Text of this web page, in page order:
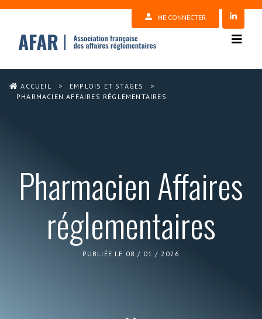
ME CONNECTER
ACCUEIL > EMPLOIS ET STAGES
>
PHARMACIEN AFFAIRES RÉGLEMENTAIRES
Pharmacien Affaires
réglementaires
PUBLIÉE LE 08 / 01 / 2026